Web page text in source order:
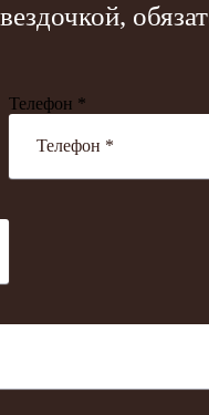
Телефон *